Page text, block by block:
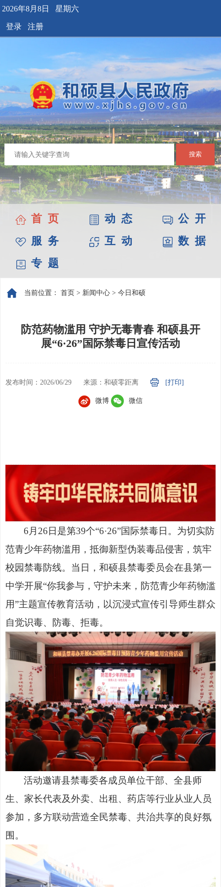
2026年8月8日 星期六
登录 注册
搜索
首 页 动 态
公 开
服 务
互 动
数 据
专 题
当前位置： 首页 > 新闻中心 > 今日和硕
防范药物滥用 守护无毒青春 和硕县开
展“6·26”国际禁毒日宣传活动
发布时间：2026/06/29 来源：和硕零距离 [打印]
微博 微信
6月26日是第39个“6·26”国际禁毒日。为切实防
范青少年药物滥用，抵御新型伪装毒品侵害，筑牢
校园禁毒防线。当日，和硕县禁毒委员会在县第一
中学开展“你我参与，守护未来，防范青少年药物滥
用”主题宣传教育活动，以沉浸式宣传引导师生群众
自觉识毒、防毒、拒毒。
活动邀请县禁毒委各成员单位干部、全县师
生、家长代表及外卖、出租、药店等行业从业人员
参加，多方联动营造全民禁毒、共治共享的良好氛
围。